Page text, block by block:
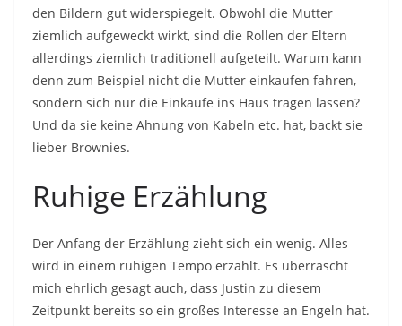
den Bildern gut widerspiegelt. Obwohl die Mutter
ziemlich aufgeweckt wirkt, sind die Rollen der Eltern
allerdings ziemlich traditionell aufgeteilt. Warum kann
denn zum Beispiel nicht die Mutter einkaufen fahren,
sondern sich nur die Einkäufe ins Haus tragen lassen?
Und da sie keine Ahnung von Kabeln etc. hat, backt sie
lieber Brownies.
Ruhige Erzählung
Der Anfang der Erzählung zieht sich ein wenig. Alles
wird in einem ruhigen Tempo erzählt. Es überrascht
mich ehrlich gesagt auch, dass Justin zu diesem
Zeitpunkt bereits so ein großes Interesse an Engeln hat.